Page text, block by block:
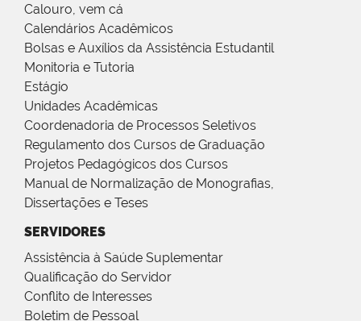
Calouro, vem cá
Calendários Acadêmicos
Bolsas e Auxílios da Assistência Estudantil
Monitoria e Tutoria
Estágio
Unidades Acadêmicas
Coordenadoria de Processos Seletivos
Regulamento dos Cursos de Graduação
Projetos Pedagógicos dos Cursos
Manual de Normalização de Monografias,
Dissertações e Teses
SERVIDORES
Assistência à Saúde Suplementar
Qualificação do Servidor
Conflito de Interesses
Boletim de Pessoal